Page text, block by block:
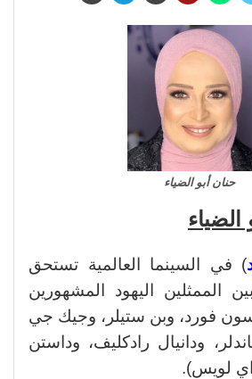
حنان أبو الضياء
الضياء
) في السينما العالمية تستحق
الممثلين اليهود المشهورين
فورد، وبن ستيلر، وجيك جي
ودانيال رادكليف، وداستن
لويس).